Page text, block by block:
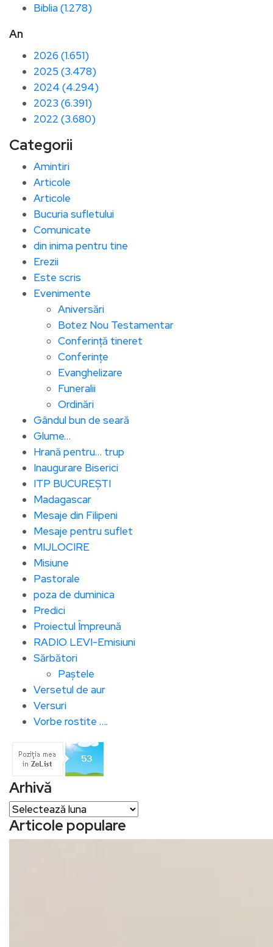
Biblia (1.278)
An
2026 (1.651)
2025 (3.478)
2024 (4.294)
2023 (6.391)
2022 (3.680)
Categorii
Amintiri
Articole
Articole
Bucuria sufletului
Comunicate
din inima pentru tine
Erezii
Este scris
Evenimente
Aniversări
Botez Nou Testamentar
Conferință tineret
Conferințe
Evanghelizare
Funeralii
Ordinări
Gândul bun de seară
Glume…
Hrană pentru… trup
Inaugurare Biserici
ITP BUCUREȘTI
Madagascar
Mesaje din Filipeni
Mesaje pentru suflet
MIJLOCIRE
Misiune
Pastorale
poza de duminica
Predici
Proiectul Împreună
RADIO LEVI-Emisiuni
Sărbători
Paștele
Versetul de aur
Versuri
Vorbe rostite ….
Arhivă
Arhivă
Articole populare